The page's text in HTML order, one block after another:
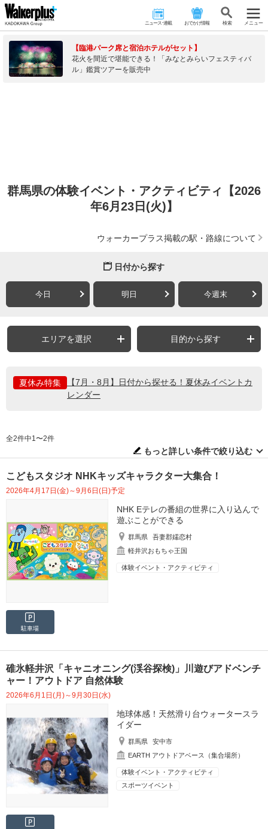
ニュース･連載 おでかけ情報 検 索 メニュー
【臨港パーク席と宿泊ホテルがセット】
花火を間近で堪能できる！「みなとみらいフェスティバ
ル」鑑賞ツアーを販売中
群馬県の体験イベント・アクティビティ【2026
年6月23日(火)】
ウォーカープラス掲載の駅・路線について
日付から探す
今日 明日 今週末
エリアを選択 目的から探す
夏休み特集
【7月・8月】日付から探せる！夏休みイベントカ
レンダー
全2件中1〜2件
もっと詳しい条件で絞り込む
こどもスタジオ NHKキッズキャラクター大集合！
2026年4月17日(金)～9月6日(日)予定
NHK Eテレの番組の世界に入り込んで
遊ぶことができる
群馬県
吾妻郡嬬恋村
軽井沢おもちゃ王国
体験イベント・アクティビティ
駐車場
碓氷軽井沢「キャニオニング(渓谷探検)」川遊びアドベンチ
ャー！アウトドア 自然体験
2026年6月1日(月)～9月30日(水)
地球体感！天然滑り台ウォータースラ
イダー
群馬県
安中市
EARTH アウトドアベース（集合場所）
体験イベント・アクティビティ
スポーツイベント